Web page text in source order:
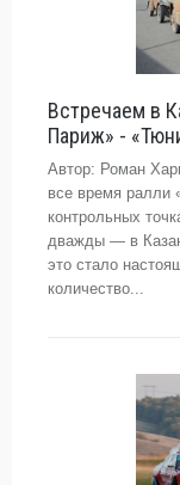
Встречаем в
Париж» -
Автор: Роман
все время ралли
контрольных
дважды — в
это стало
количество...